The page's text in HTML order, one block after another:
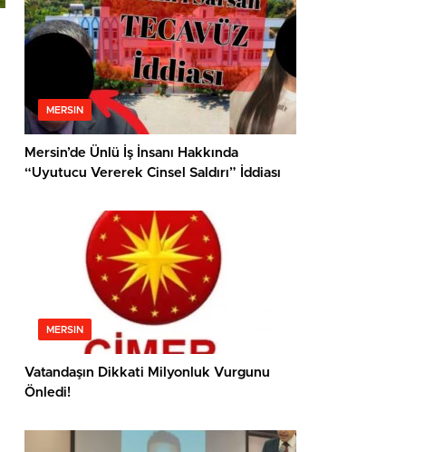
MERSIN
Mersin’de Ünlü İş İnsanı Hakkında
“Uyutucu Vererek Cinsel Saldırı” İddiası
MERSIN
Vatandaşın Dikkati Milyonluk Vurgunu
Önledi!